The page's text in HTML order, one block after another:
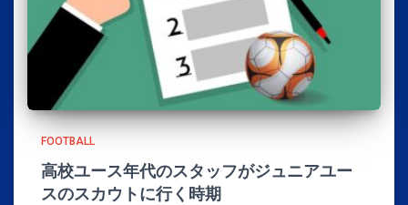
FOOTBALL
高校ユース年代のスタッフがジュニアユー
スのスカウトに行く時期